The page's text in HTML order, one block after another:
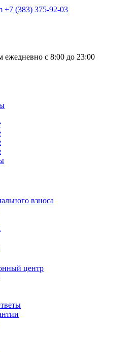
+7 (383) 375-92-03
ежедневно с 8:00 до 23:00
взноса
центр